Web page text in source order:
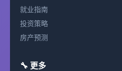
就业指南
投资策略
房产预测
🔧 更多